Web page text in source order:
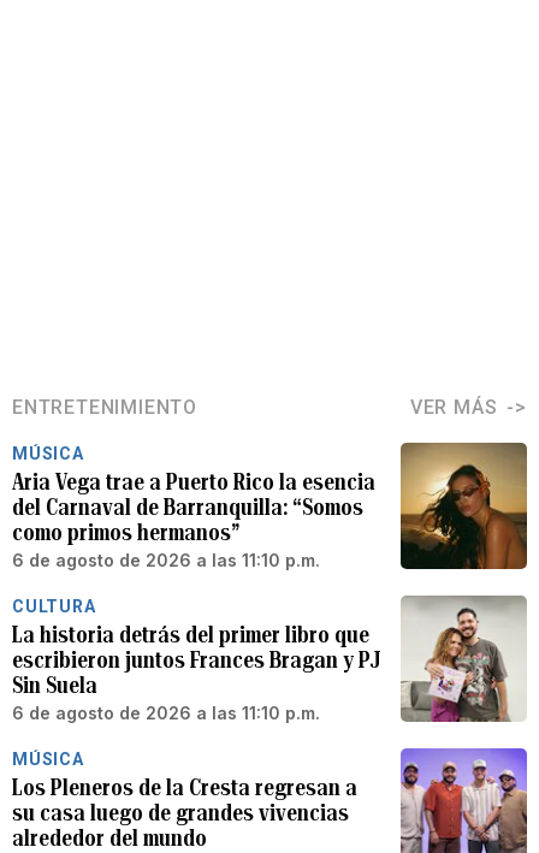
ENTRETENIMIENTO VER MÁS
MÚSICA
Aria Vega trae a Puerto Rico la esencia
del Carnaval de Barranquilla: “Somos
como primos hermanos”
6 de agosto de 2026 a las 11:10 p.m.
CULTURA
La historia detrás del primer libro que
escribieron juntos Frances Bragan y PJ
Sin Suela
6 de agosto de 2026 a las 11:10 p.m.
MÚSICA
Los Pleneros de la Cresta regresan a
su casa luego de grandes vivencias
alrededor del mundo